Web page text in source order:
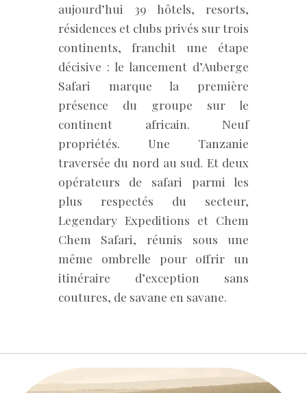
aujourd’hui 39 hôtels, resorts,
résidences et clubs privés sur trois
continents, franchit une étape
décisive : le lancement d’Auberge
Safari marque la première
présence du groupe sur le
continent africain. Neuf
propriétés. Une Tanzanie
traversée du nord au sud. Et deux
opérateurs de safari parmi les
plus respectés du secteur,
Legendary Expeditions et Chem
Chem Safari, réunis sous une
même ombrelle pour offrir un
itinéraire d’exception sans
coutures, de savane en savane.